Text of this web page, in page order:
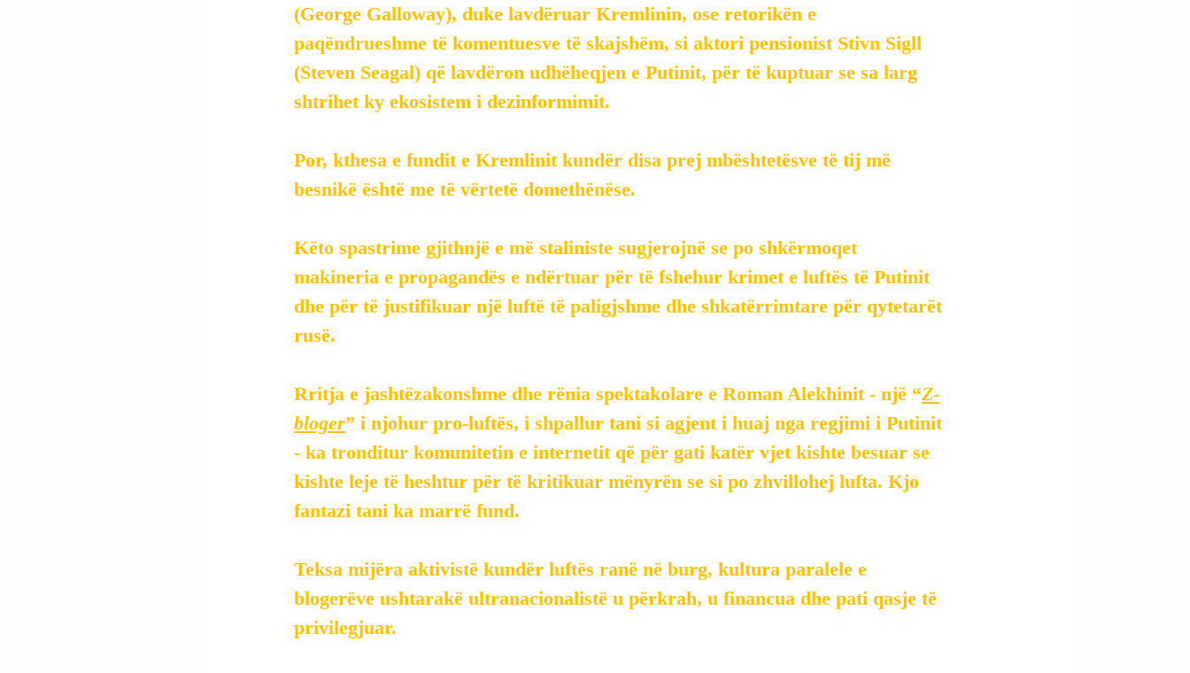
(George Galloway), duke lavdëruar Kremlinin, ose retorikën e
paqëndrueshme të komentuesve të skajshëm, si aktori pensionist Stivn Sigll
(Steven Seagal) që lavdëron udhëheqjen e Putinit, për të kuptuar se sa larg
shtrihet ky ekosistem i dezinformimit.
Por, kthesa e fundit e Kremlinit kundër disa prej mbështetësve të tij më
besnikë është me të vërtetë domethënëse.
Këto spastrime gjithnjë e më staliniste sugjerojnë se po shkërmoqet
makineria e propagandës e ndërtuar për të fshehur krimet e luftës të Putinit
dhe për të justifikuar një luftë të paligjshme dhe shkatërrimtare për qytetarët
rusë.
Rritja e jashtëzakonshme dhe rënia spektakolare e Roman Alekhinit - një “Z-
bloger” i njohur pro-luftës, i shpallur tani si agjent i huaj nga regjimi i Putinit
- ka tronditur komunitetin e internetit që për gati katër vjet kishte besuar se
kishte leje të heshtur për të kritikuar mënyrën se si po zhvillohej lufta. Kjo
fantazi tani ka marrë fund.
Teksa mijëra aktivistë kundër luftës ranë në burg, kultura paralele e
blogerëve ushtarakë ultranacionalistë u përkrah, u financua dhe pati qasje të
privilegjuar.